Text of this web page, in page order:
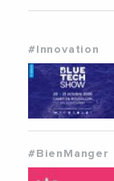
#Innovation
#BienManger